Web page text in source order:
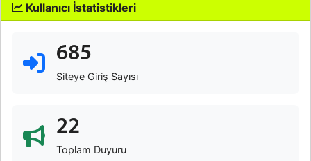
Kullanıcı İstatistikleri
685
Siteye Giriş Sayısı
22
Toplam Duyuru